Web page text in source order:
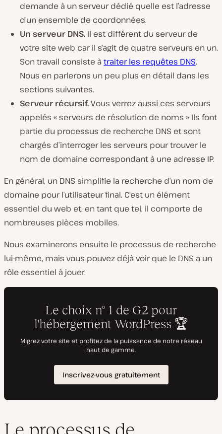
demande à un serveur dédié quelle est l’adresse
d’un ensemble de coordonnées.
Un serveur DNS. Il est différent du serveur de
votre site web car il s’agit de quatre serveurs en un.
Son travail consiste à traiter les requêtes DNS.
Nous en parlerons un peu plus en détail dans les
sections suivantes.
Serveur récursif.Vous verrez aussi ces serveurs
appelés « serveurs de résolution de noms » Ils font
partie du processus de recherche DNS et sont
chargés d’interroger les serveurs pour trouver le
nom de domaine correspondant à une adresse IP.
En général, un DNS simplifie la recherche d’un nom de
domaine pour l’utilisateur final. C’est un élément
essentiel du web et, en tant que tel, il comporte de
nombreuses pièces mobiles.
Nous examinerons ensuite le processus de recherche
lui-même, mais vous pouvez déjà voir que le DNS a un
rôle essentiel à jouer.
Le processus de